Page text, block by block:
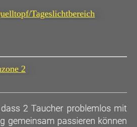
2 Taucher problemlos mit
gemeinsam passieren können